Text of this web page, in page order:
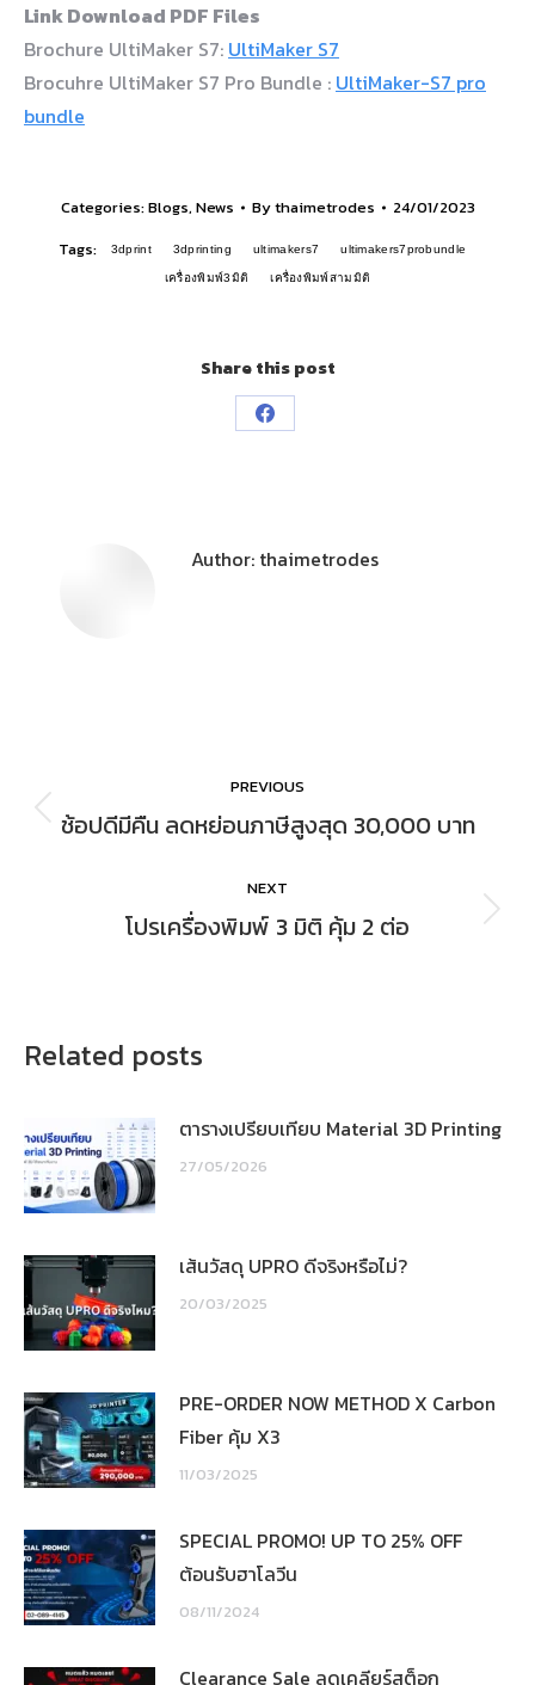
Link Download PDF Files
Brochure UltiMaker S7: UltiMaker S7
Brocuhre UltiMaker S7 Pro Bundle : UltiMaker-S7 pro
bundle
Categories:Blogs, News Bythaimetrodes
24/01/2023
Tags:
3dprint 3dprinting ultimakers7 ultimakers7probundle
เครื่องพิมพ์3มิติ เครื่องพิมพ์สามมิติ
Share this post
Author: thaimetrodes
PREVIOUS
ช้อปดีมีคืน ลดหย่อนภาษีสูงสุด 30,000 บาท
NEXT
โปรเครื่องพิมพ์ 3 มิติ คุ้ม 2 ต่อ
Related posts
ตารางเปรียบเทียบ Material 3D Printing
27/05/2026
เส้นวัสดุ UPRO ดีจริงหรือไม่?
20/03/2025
PRE-ORDER NOW METHOD X Carbon
Fiber คุ้ม X3
11/03/2025
SPECIAL PROMO! UP TO 25% OFF
ต้อนรับฮาโลวีน
08/11/2024
Clearance Sale ลดเคลียร์สต็อก